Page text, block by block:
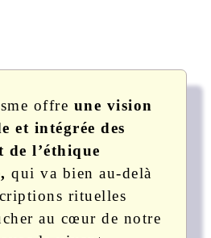
offre une vision
et intégrée des
de l’éthique
qui va bien au-delà
rituelles
au cœur de notre